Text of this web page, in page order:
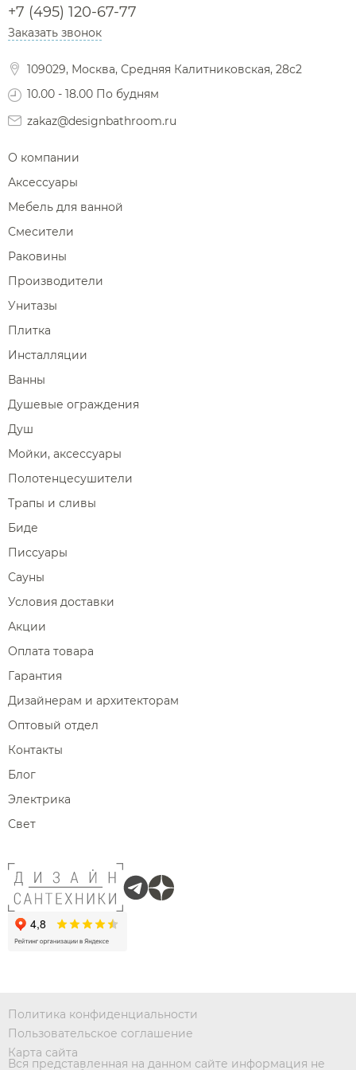
+7 (495) 120-67-77
Заказать звонок
109029, Москва, Средняя Калитниковская, 28с2
10.00 - 18.00 По будням
zakaz@designbathroom.ru
О компании
Аксессуары
Мебель для ванной
Смесители
Раковины
Производители
Унитазы
Плитка
Инсталляции
Ванны
Душевые ограждения
Душ
Мойки, аксессуары
Полотенцесушители
Трапы и сливы
Биде
Писсуары
Сауны
Условия доставки
Акции
Оплата товара
Гарантия
Дизайнерам и архитекторам
Оптовый отдел
Контакты
Блог
Электрика
Свет
Политика конфиденциальности
Пользовательское соглашение
Карта сайта
Вся представленная на данном сайте информация не